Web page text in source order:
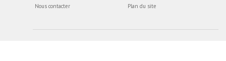
Nous contacter Plan du site